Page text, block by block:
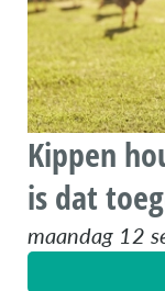
Kippen
is dat
maandag 12